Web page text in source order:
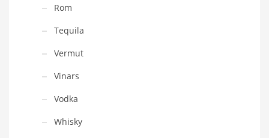
Rom
Tequila
Vermut
Vinars
Vodka
Whisky